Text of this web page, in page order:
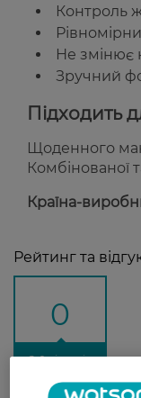
Контроль
Не змінює
Зручний
Підходить
Щоденного
Комбінованої
Країна-
Рейтинг та
0
З 0 відгуків